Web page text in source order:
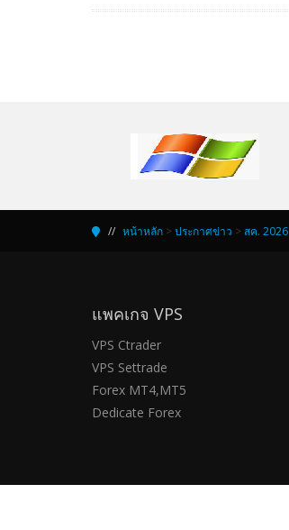
หน้าหลัก > ประกาศข่าว > สค. 2026
แพคเกจ VPS
VPS Ctrader
VPS Settrade
Forex MT4,MT5
Dedicate Forex